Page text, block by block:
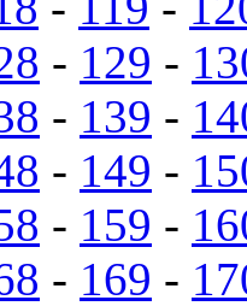
- 129 -
- 139 -
- 149 -
- 159 -
- 169 -